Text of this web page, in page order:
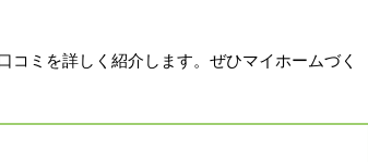
コミを詳しく紹介します。ぜひマイホームづく